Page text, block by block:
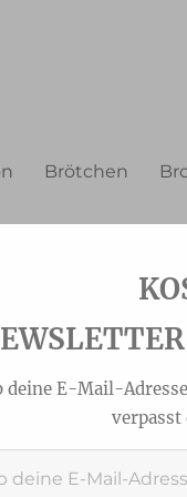
Brötchen
deine E-Mail-
verpasst